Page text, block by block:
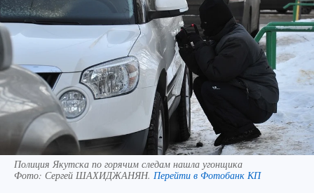
Полиция Якутска по горячим следам нашла угонщика
Фото: Сергей ШАХИДЖАНЯН. Перейти в Фотобанк КП